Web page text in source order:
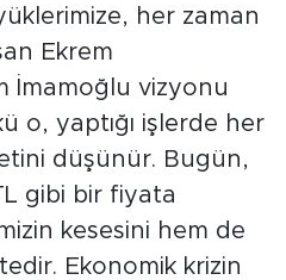
her zaman
Ekrem
İmamoğlu vizyonu
o, yaptığı işlerde her
düşünür. Bugün,
gibi bir fiyata
kesesini hem de
Ekonomik krizin